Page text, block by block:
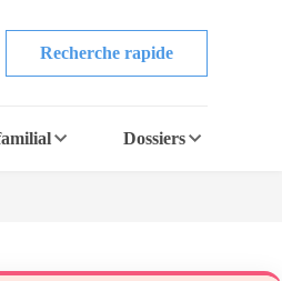
Recherche rapide
Dossiers